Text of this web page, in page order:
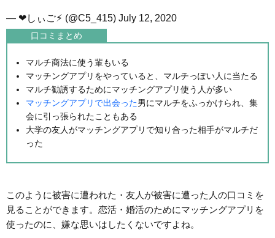
— ❤︎しぃご⚡︎ (@C5_415) July 12, 2020
口コミまとめ
マルチ商法に使う輩もいる
マッチングアプリをやっていると、マルチっぽい人に当たる
マルチ勧誘するためにマッチングアプリ使う人が多い
マッチングアプリ で出会った男にマルチをふっかけられ、集
会に引っ張られたこともある
大学の友人がマッチングアプリで知り合った相手がマルチだ
った
このように被害に遭われた・友人が被害に遭った人の口コミを
見ることができます。恋活・婚活のためにマッチングアプリを
使ったのに、嫌な思いはしたくないですよね。